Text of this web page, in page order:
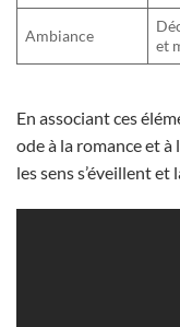
Ambiance
et
En associant ces
ode à la romance et
les sens s’éveillent